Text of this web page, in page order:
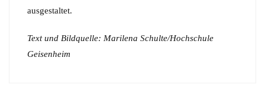
ausgestaltet.
Text und Bildquelle: Marilena Schulte/Hochschule
Geisenheim